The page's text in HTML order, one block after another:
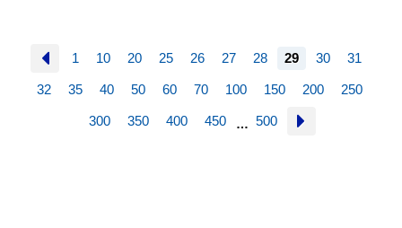
1 10 20 25 26 27 28 29 30 31
32 35 40 50 60 70 100 150 200 250
300 350 400 450 … 500